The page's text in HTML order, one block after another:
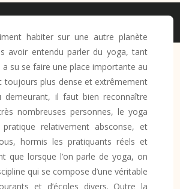
habiter sur une autre planète
avoir entendu parler du yoga, tant
a su se faire une place importante au
toujours plus dense et extrêmement
demeurant, il faut bien reconnaître
nombreuses personnes, le yoga
relativement absconse, et
hormis les pratiquants réels et
que lorsque l’on parle de yoga, on
qui se compose d’une véritable
et d’écoles divers. Outre la